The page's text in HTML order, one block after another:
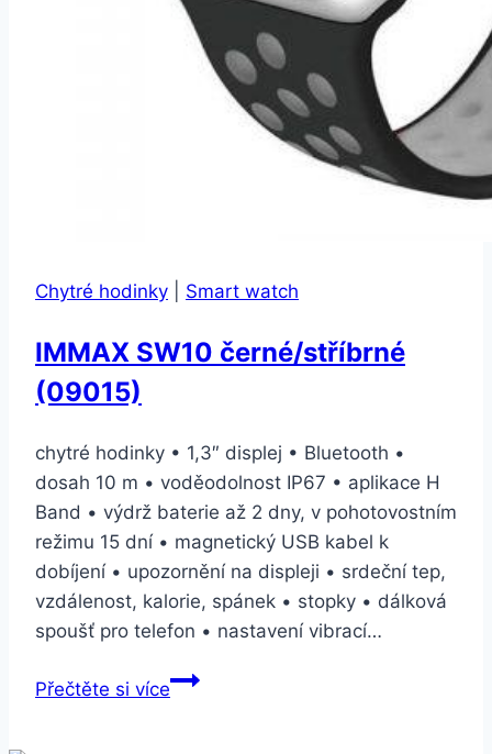
Chytré hodinky Smart watch
IMMAX SW10 černé/stříbrné
(09015)
chytré hodinky • 1,3″ displej • Bluetooth •
dosah 10 m • voděodolnost IP67 • aplikace H
Band • výdrž baterie až 2 dny, v pohotovostním
režimu 15 dní • magnetický USB kabel k
dobíjení • upozornění na displeji • srdeční tep,
vzdálenost, kalorie, spánek • stopky • dálková
spoušť pro telefon • nastavení vibrací…
Přečtěte si víceIMMAX